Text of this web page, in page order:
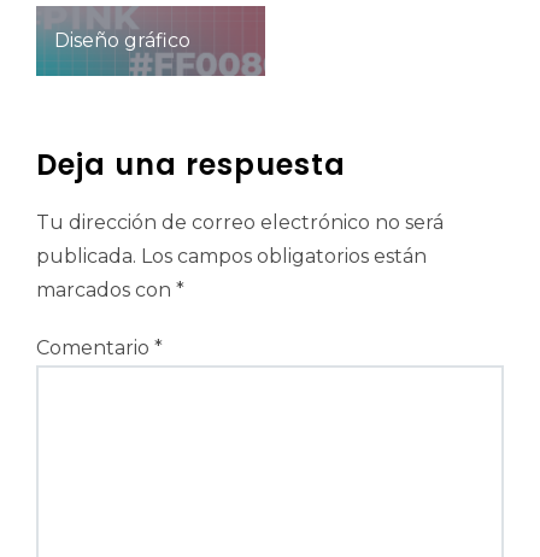
Navegación
de
Diseño gráfico
Deja una respuesta
Tu dirección de correo electrónico no será
publicada. Los campos obligatorios están
marcados con *
Comentario *